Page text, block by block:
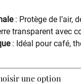
: Protège de l’air,
transparent avec
: Idéal pour café,